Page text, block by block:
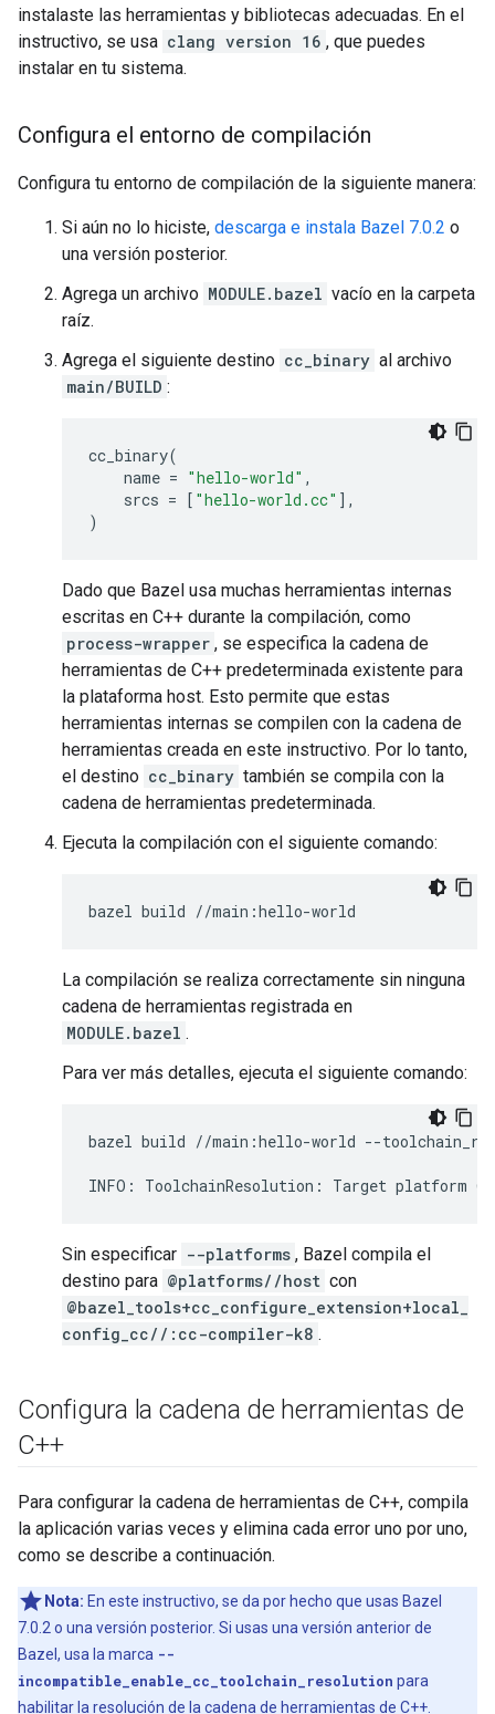
instalaste las herramientas y bibliotecas adecuadas. En el
instructivo, se usa clang version 16 , que puedes
instalar en tu sistema.
Configura el entorno de compilación
Configura tu entorno de compilación de la siguiente manera:
Si aún no lo hiciste, descarga e instala Bazel 7.0.2 o
una versión posterior.
Agrega un archivo MODULE.bazel vacío en la carpeta
raíz.
Agrega el siguiente destino cc_binary al archivo
main/BUILD :
cc_binary(
name = "hello-world" ,
srcs = [ "hello-world.cc" ],
)
Dado que Bazel usa muchas herramientas internas
escritas en C++ durante la compilación, como
process-wrapper , se especifica la cadena de
herramientas de C++ predeterminada existente para
la plataforma host. Esto permite que estas
herramientas internas se compilen con la cadena de
herramientas creada en este instructivo. Por lo tanto,
el destino cc_binary también se compila con la
cadena de herramientas predeterminada.
Ejecuta la compilación con el siguiente comando:
bazel build
La compilación se realiza correctamente sin ninguna
cadena de herramientas registrada en
MODULE.bazel .
Para ver más detalles, ejecuta el siguiente comando:
bazel build //main:hello-world --
INFO: ToolchainResolution: Target platform
Sin especificar --platforms , Bazel compila el
destino para @platforms//host con
@bazel_tools+cc_configure_extension+local_
config_cc//:cc-compiler-k8 .
Configura la cadena de herramientas de
C++
Para configurar la cadena de herramientas de C++, compila
la aplicación varias veces y elimina cada error uno por uno,
como se describe a continuación.
Nota: En este instructivo, se da por hecho que usas Bazel
7.0.2 o una versión posterior. Si usas una versión anterior de
Bazel, usa la marca --
incompatible_enable_cc_toolchain_resolution para
habilitar la resolución de la cadena de herramientas de C++.